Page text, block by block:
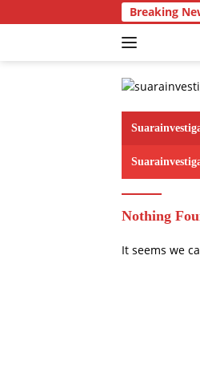
to
Breaking
Nothing
It seems we